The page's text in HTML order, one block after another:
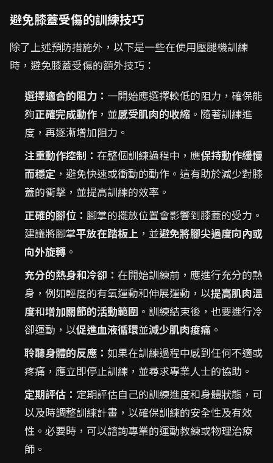
避免膝蓋受傷的訓練技巧
除了上述預防措施外，以下是一些在使用壓腿機訓練
時，避免膝蓋受傷的額外技巧：
選擇適合的阻力： 一開始應選擇較低的阻力，確保能
夠正確完成動作 ，並感受肌肉的收縮 。隨著訓練進
度，再逐漸增加阻力。
注重動作控制： 在整個訓練過程中，應保持動作緩慢
而穩定 ，避免快速或衝動的動作。這有助於減少對膝
蓋的衝擊，並提高訓練的效率。
正確的腳位： 腳掌的擺放位置會影響到膝蓋的受力。
建議將腳掌平放在踏板上 ，並避免將腳尖過度向內或
向外旋轉 。
充分的熱身和冷卻： 在開始訓練前，應進行充分的熱
身，例如輕度的有氧運動和伸展運動，以提高肌肉溫
度和增加關節的活動範圍 。訓練結束後，也要進行冷
卻運動，以促進血液循環並減少肌肉痠痛 。
聆聽身體的反應： 如果在訓練過程中感到任何不適或
疼痛，應立即停止訓練，並尋求專業人士的協助。
定期評估： 定期評估自己的訓練進度和身體狀態，可
以及時調整訓練計畫，以確保訓練的安全性及有效
性。必要時，可以諮詢專業的運動教練或物理治療
師。